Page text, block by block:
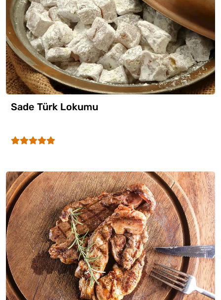
Sade Türk Lokumu